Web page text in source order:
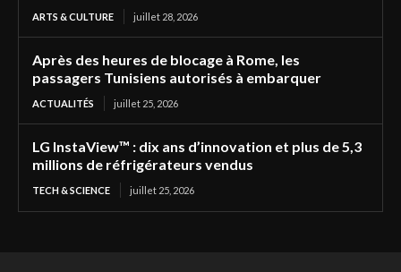
ARTS & CULTURE juillet 28, 2026
Après des heures de blocage à Rome, les
passagers Tunisiens autorisés à embarquer
ACTUALITÉS juillet 25, 2026
LG InstaView™ : dix ans d’innovation et plus de 5,3
millions de réfrigérateurs vendus
TECH & SCIENCE juillet 25, 2026